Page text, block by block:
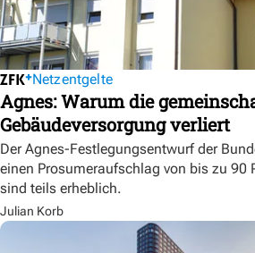
Netzentgelte
Agnes: Warum die
Gebäudeversorgung verliert
Der Agnes-Festlegungsentwurf der
einen Prosumeraufschlag von bis zu 90
sind teils erheblich.
Julian Korb